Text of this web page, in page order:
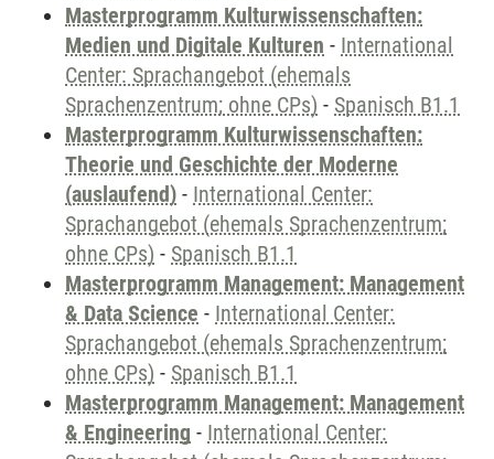
Masterprogramm Kulturwissenschaften:
Medien und Digitale Kulturen - International
Center: Sprachangebot (ehemals
Sprachenzentrum; ohne CPs) - Spanisch B1.1
Masterprogramm Kulturwissenschaften:
Theorie und Geschichte der Moderne
(auslaufend) - International Center:
Sprachangebot (ehemals Sprachenzentrum;
ohne CPs) - Spanisch B1.1
Masterprogramm Management: Management
& Data Science - International Center:
Sprachangebot (ehemals Sprachenzentrum;
ohne CPs) - Spanisch B1.1
Masterprogramm Management: Management
& Engineering - International Center: